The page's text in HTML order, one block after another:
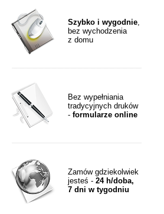
Szybko i wygodnie,
bez wychodzenia
z domu
Bez wypełniania
tradycyjnych druków
- formularze online
Zamów gdziekolwiek
jesteś - 24 h/doba,
7 dni w tygodniu